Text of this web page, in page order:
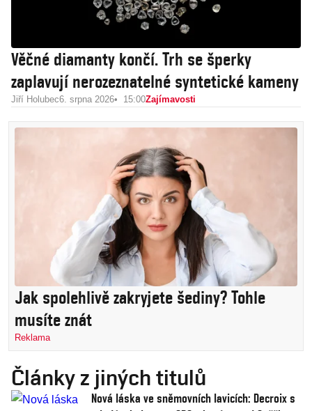
Věčné diamanty končí. Trh se šperky
zaplavují nerozeznatelné syntetické kameny
Jiří Holubec6. srpna 2026 15:00Zajímavosti
Jak spolehlivě zakryjete šediny? Tohle
musíte znát
Reklama
Články z jiných titulů
Nová láska ve sněmovních lavicích: Decroix s